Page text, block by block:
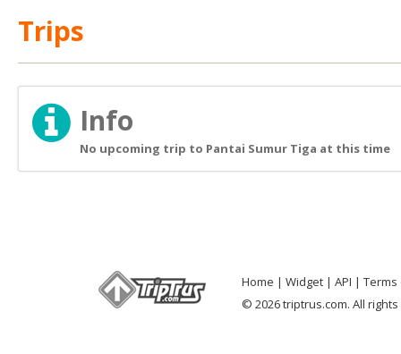
Trips
Info
No upcoming trip to Pantai Sumur Tiga at this time
Home Widget API
Terms
© 2026 triptrus.com. All